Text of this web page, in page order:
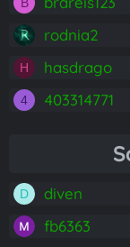
rodnia2
H hasdrago
4 403314771
D diven
fb6363